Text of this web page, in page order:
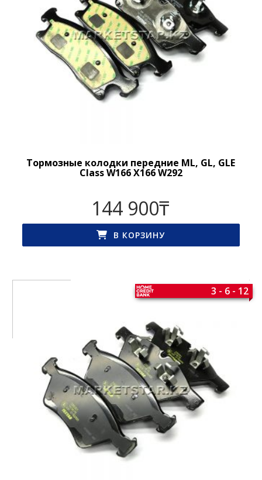
Тормозные колодки передние ML, GL, GLE
Class W166 X166 W292
144 900₸
В КОРЗИНУ
3 - 6 - 12